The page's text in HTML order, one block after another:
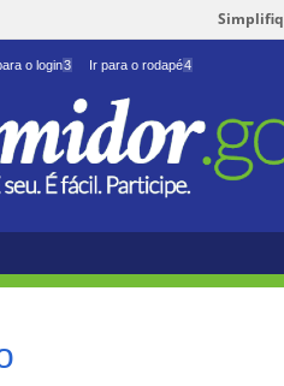
o login3 Ir para o rodapé4